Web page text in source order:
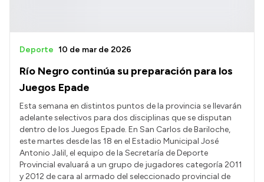
Río Negro continúa su preparación para los
Juegos Epade
Deporte 10 de mar de 2026
Esta semana en distintos puntos de la provincia se llevarán
adelante selectivos para dos disciplinas que se disputan
dentro de los Juegos Epade. En San Carlos de Bariloche,
este martes desde las 18 en el Estadio Municipal José
Antonio Jalil, el equipo de la Secretaría de Deporte
Provincial evaluará a un grupo de jugadores categoría 2011
y 2012 de cara al armado del seleccionado provincial de